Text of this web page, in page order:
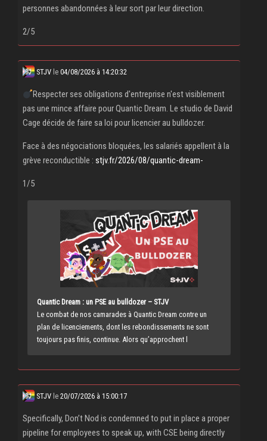
personnes abandonnées à leur sort par leur direction.
2/5
STJV le 04/08/2026 à 14:20:32
Respecter ses obligations d'entreprise n'est visiblement
pas une mince affaire pour Quantic Dream. Le studio de David
Cage décide de faire sa loi pour licencier au bulldozer.
Face à des négociations bloquées, les salariés appellent à la
grève reconductible : stjv.fr/2026/08/quantic-dream-
1/5
Quantic Dream : un PSE au bulldozer – STJV
Le combat de nos camarades à Quantic Dream contre un
plan de licenciements, dont les rebondissements ne sont
toujours pas finis, continue. Alors qu’approchent l
STJV le 20/07/2026 à 15:00:17
Specifically, Don’t Nod is condemned to put in place a proper
pipeline for employees to speak up, with CSE being directly